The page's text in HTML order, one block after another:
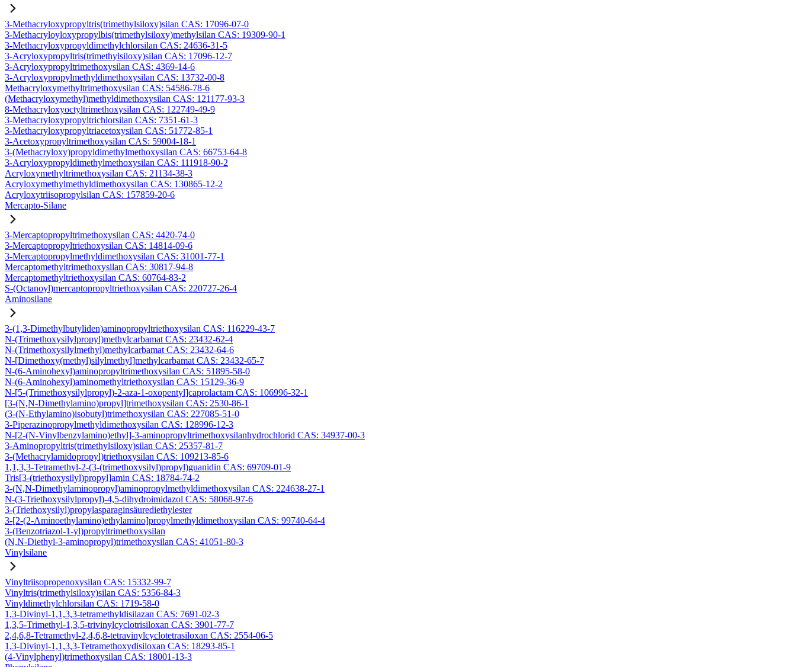
3-Methacryloxypropyltris(trimethylsiloxy)silan CAS: 17096-07-0
3-Methacryloyloxypropylbis(trimethylsiloxy)methylsilan CAS: 19309-90-1
3-Methacryloxypropyldimethylchlorsilan CAS: 24636-31-5
3-Acryloxypropyltris(trimethylsiloxy)silan CAS: 17096-12-7
3-Acryloxypropyltrimethoxysilan CAS: 4369-14-6
3-Acryloxypropylmethyldimethoxysilan CAS: 13732-00-8
Methacryloxymethyltrimethoxysilan CAS: 54586-78-6
(Methacryloxymethyl)methyldimethoxysilan CAS: 121177-93-3
8-Methacryloxyoctyltrimethoxysilan CAS: 122749-49-9
3-Methacryloxypropyltrichlorsilan CAS: 7351-61-3
3-Methacryloxypropyltriacetoxysilan CAS: 51772-85-1
3-Acetoxypropyltrimethoxysilan CAS: 59004-18-1
3-(Methacryloxy)propyldimethylmethoxysilan CAS: 66753-64-8
3-Acryloxypropyldimethylmethoxysilan CAS: 111918-90-2
Acryloxymethyltrimethoxysilan CAS: 21134-38-3
Acryloxymethylmethyldimethoxysilan CAS: 130865-12-2
Acryloxytriisopropylsilan CAS: 157859-20-6
Mercapto-Silane
3-Mercaptopropyltrimethoxysilan CAS: 4420-74-0
3-Mercaptopropyltriethoxysilan CAS: 14814-09-6
3-Mercaptopropylmethyldimethoxysilan CAS: 31001-77-1
Mercaptomethyltrimethoxysilan CAS: 30817-94-8
Mercaptomethyltriethoxysilan CAS: 60764-83-2
S-(Octanoyl)mercaptopropyltriethoxysilan CAS: 220727-26-4
Aminosilane
3-(1,3-Dimethylbutyliden)aminopropyltriethoxysilan CAS: 116229-43-7
N-(Trimethoxysilylpropyl)methylcarbamat CAS: 23432-62-4
N-(Trimethoxysilylmethyl)methylcarbamat CAS: 23432-64-6
N-[Dimethoxy(methyl)silylmethyl]methylcarbamat CAS: 23432-65-7
N-(6-Aminohexyl)aminopropyltrimethoxysilan CAS: 51895-58-0
N-(6-Aminohexyl)aminomethyltriethoxysilan CAS: 15129-36-9
N-[5-(Trimethoxysilylpropyl)-2-aza-1-oxopentyl]caprolactam CAS: 106996-32-1
[3-(N,N-Dimethylamino)propyl]trimethoxysilan CAS: 2530-86-1
(3-(N-Ethylamino)isobutyl)trimethoxysilan CAS: 227085-51-0
3-Piperazinopropylmethyldimethoxysilan CAS: 128996-12-3
N-[2-(N-Vinylbenzylamino)ethyl]-3-aminopropyltrimethoxysilanhydrochlorid CAS: 34937-00-3
3-Aminopropyltris(trimethylsiloxy)silan CAS: 25357-81-7
3-(Methacrylamidopropyl)triethoxysilan CAS: 109213-85-6
1,1,3,3-Tetramethyl-2-(3-(trimethoxysilyl)propyl)guanidin CAS: 69709-01-9
Tris[3-(triethoxysilyl)propyl]amin CAS: 18784-74-2
3-(N,N-Dimethylaminopropyl)aminopropylmethyldimethoxysilan CAS: 224638-27-1
N-(3-Triethoxysilylpropyl)-4,5-dihydroimidazol CAS: 58068-97-6
3-(Triethoxysilyl)propylasparaginsäurediethylester
3-[2-(2-Aminoethylamino)ethylamino]propylmethyldimethoxysilan CAS: 99740-64-4
3-(Benzotriazol-1-yl)propyltrimethoxysilan
(N,N-Diethyl-3-aminopropyl)trimethoxysilan CAS: 41051-80-3
Vinylsilane
Vinyltriisopropenoxysilan CAS: 15332-99-7
Vinyltris(trimethylsiloxy)silan CAS: 5356-84-3
Vinyldimethylchlorsilan CAS: 1719-58-0
1,3-Divinyl-1,1,3,3-tetramethyldisilazan CAS: 7691-02-3
1,3,5-Trimethyl-1,3,5-trivinylcyclotrisiloxan CAS: 3901-77-7
2,4,6,8-Tetramethyl-2,4,6,8-tetravinylcyclotetrasiloxan CAS: 2554-06-5
1,3-Divinyl-1,1,3,3-Tetramethoxydisiloxan CAS: 18293-85-1
(4-Vinylphenyl)trimethoxysilan CAS: 18001-13-3